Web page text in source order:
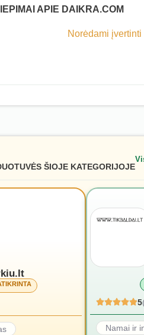
APIE DAIKRA.COM
Norėdami
ŠIOJE KATEGORIJOJE
5
Namai ir